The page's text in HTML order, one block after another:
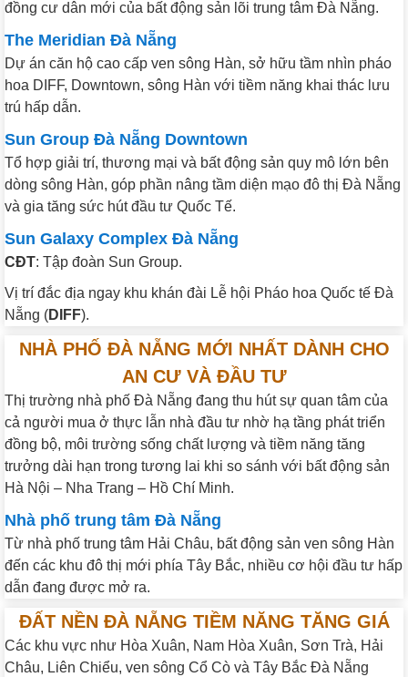
đồng cư dân mới của bất động sản lõi trung tâm Đà Nẵng.
The Meridian Đà Nẵng
Dự án căn hộ cao cấp ven sông Hàn, sở hữu tầm nhìn pháo
hoa DIFF, Downtown, sông Hàn với tiềm năng khai thác lưu
trú hấp dẫn.
Sun Group Đà Nẵng Downtown
Tổ hợp giải trí, thương mại và bất động sản quy mô lớn bên
dòng sông Hàn, góp phần nâng tầm diện mạo đô thị Đà Nẵng
và gia tăng sức hút đầu tư Quốc Tế.
Sun Galaxy Complex Đà Nẵng
CĐT: Tập đoàn Sun Group.
Vị trí đắc địa ngay khu khán đài Lễ hội Pháo hoa Quốc tế Đà
Nẵng (DIFF).
NHÀ PHỐ ĐÀ NẴNG MỚI NHẤT DÀNH CHO
AN CƯ VÀ ĐẦU TƯ
Thị trường nhà phố Đà Nẵng đang thu hút sự quan tâm của
cả người mua ở thực lẫn nhà đầu tư nhờ hạ tầng phát triển
đồng bộ, môi trường sống chất lượng và tiềm năng tăng
trưởng dài hạn trong tương lai khi so sánh với bất động sản
Hà Nội – Nha Trang – Hồ Chí Minh.
Nhà phố trung tâm Đà Nẵng
Từ nhà phố trung tâm Hải Châu, bất động sản ven sông Hàn
đến các khu đô thị mới phía Tây Bắc, nhiều cơ hội đầu tư hấp
dẫn đang được mở ra.
ĐẤT NỀN ĐÀ NẴNG TIỀM NĂNG TĂNG GIÁ
Các khu vực như Hòa Xuân, Nam Hòa Xuân, Sơn Trà, Hải
Châu, Liên Chiểu, ven sông Cổ Cò và Tây Bắc Đà Nẵng